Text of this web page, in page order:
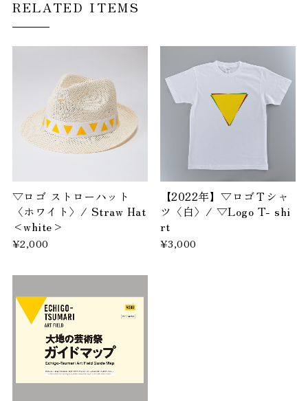
RELATED ITEMS
▽ロゴ ストローハット
〈ホワイト〉/ Straw Hat
<white>
¥2,000
【2022年】▽ロゴＴシャ
ツ〈白〉/ ▽Logo T- shi
rt
¥3,000